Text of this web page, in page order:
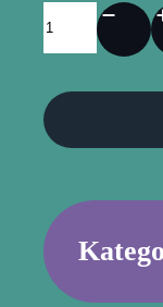
Rajf
Paunica